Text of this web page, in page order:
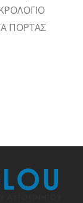
ΠΟΡΤΑΣ